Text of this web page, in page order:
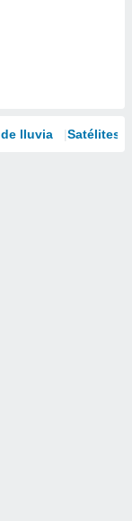
de lluvia Satélites